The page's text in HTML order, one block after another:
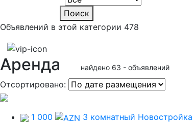
Поиск
Объявлений в этой категории 478
Аренда найдено 63 - объявлений
Отсортировано:
1 000 3 комнатный Новостройка